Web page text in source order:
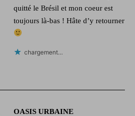
quitté le Brésil et mon coeur est
toujours là-bas ! Hâte d’y retourner
chargement…
OASIS URBAINE